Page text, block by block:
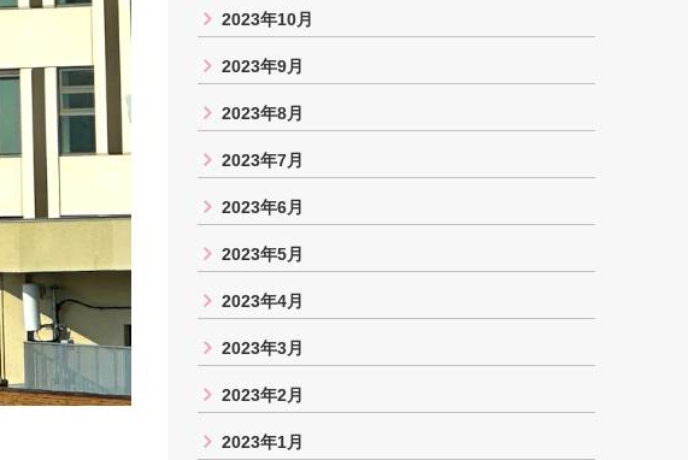
2023年10月
2023年9月
2023年8月
2023年7月
2023年6月
2023年5月
2023年4月
2023年3月
2023年2月
2023年1月